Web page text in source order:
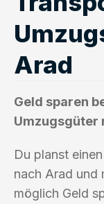
Arad
Geld sparen
Umzugsgüter
Du planst
nach Arad und
möglich Geld